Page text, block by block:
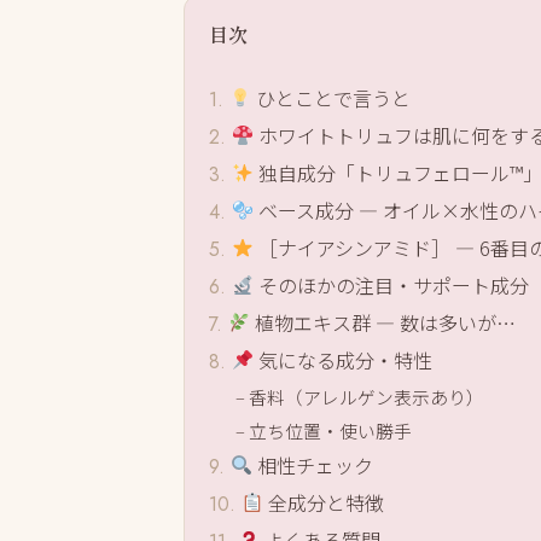
目次
ひとことで言うと
ホワイトトリュフは肌に何をす
独自成分「トリュフェロール™」
ベース成分 ― オイル×水性のハ
［ナイアシンアミド］ ― 6番目
そのほかの注目・サポート成分
植物エキス群 ― 数は多いが…
気になる成分・特性
香料（アレルゲン表示あり）
立ち位置・使い勝手
相性チェック
全成分と特徴